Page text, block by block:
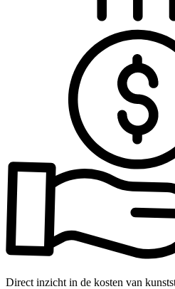
Direct inzicht in de kosten van